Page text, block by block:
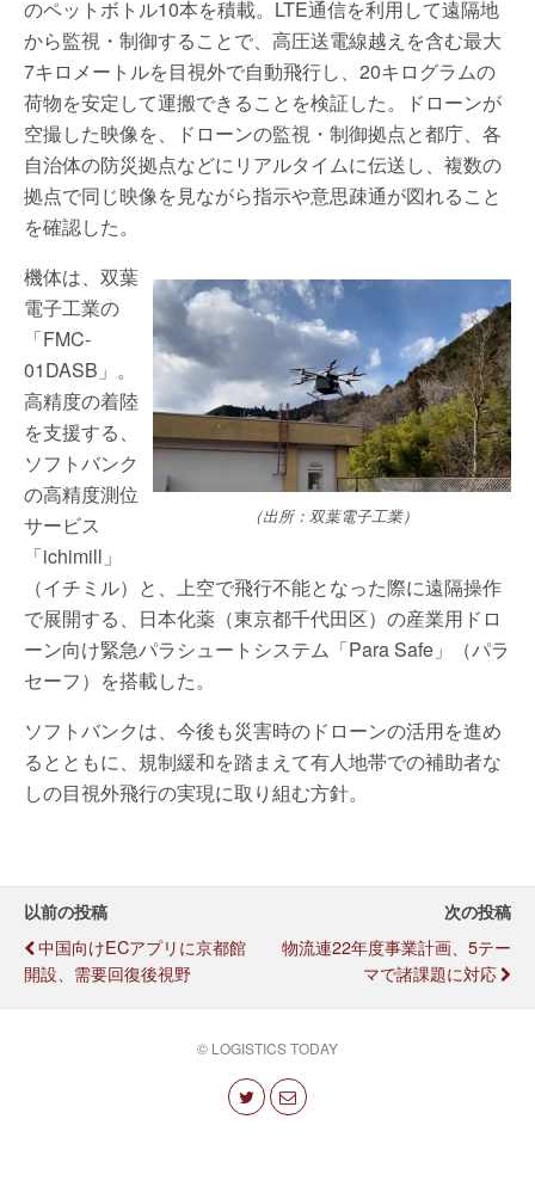
のペットボトル10本を積載。LTE通信を利用して遠隔地
から監視・制御することで、高圧送電線越えを含む最大
7キロメートルを目視外で自動飛行し、20キログラムの
荷物を安定して運搬できることを検証した。ドローンが
空撮した映像を、ドローンの監視・制御拠点と都庁、各
自治体の防災拠点などにリアルタイムに伝送し、複数の
拠点で同じ映像を見ながら指示や意思疎通が図れること
を確認した。
（出所：双葉電子工業）
機体は、双葉
電子工業の
「FMC-
01DASB」。
高精度の着陸
を支援する、
ソフトバンク
の高精度測位
サービス
「ichimill」
（イチミル）と、上空で飛行不能となった際に遠隔操作
で展開する、日本化薬（東京都千代田区）の産業用ドロ
ーン向け緊急パラシュートシステム「Para Safe」（パラ
セーフ）を搭載した。
ソフトバンクは、今後も災害時のドローンの活用を進め
るとともに、規制緩和を踏まえて有人地帯での補助者な
しの目視外飛行の実現に取り組む方針。
以前の投稿
中国向けECアプリに京都館
開設、需要回復後視野
次の投稿
物流連22年度事業計画、5テー
マで諸課題に対応
© LOGISTICS TODAY